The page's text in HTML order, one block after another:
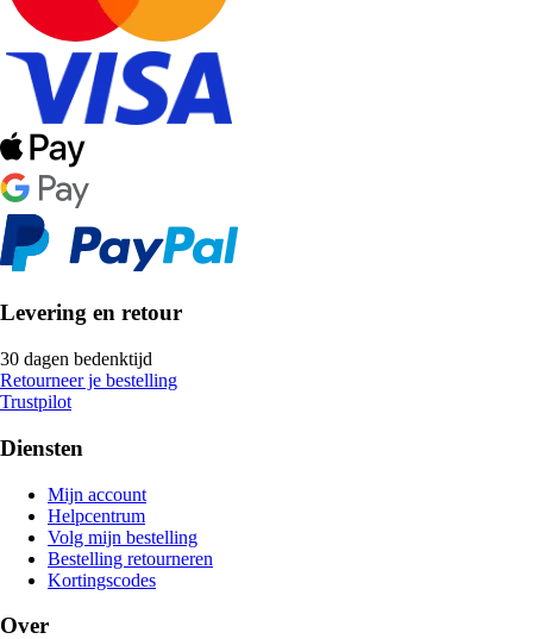
Levering en retour
30 dagen bedenktijd
Retourneer je bestelling
Trustpilot
Diensten
Mijn account
Helpcentrum
Volg mijn bestelling
Bestelling retourneren
Kortingscodes
Over